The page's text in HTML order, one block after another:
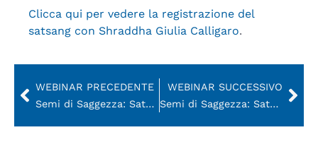
Clicca qui per vedere la registrazione del
satsang con Shraddha Giulia Calligaro.
WEBINAR PRECEDENTE
Semi di Saggezza: Satsang con Darshan su “La promessa dell’Immortalità” di Paramhansa Yogananda (ITA)
WEBINAR SUCCESSIVO
Semi di Saggezza: Satsang con Jyotish e Devi su “Il nuovo Sentiero” di Swami Kriyananda (ITA/ENG)